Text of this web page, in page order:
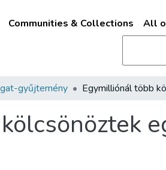
Communities & Collections All
gyűjtemény